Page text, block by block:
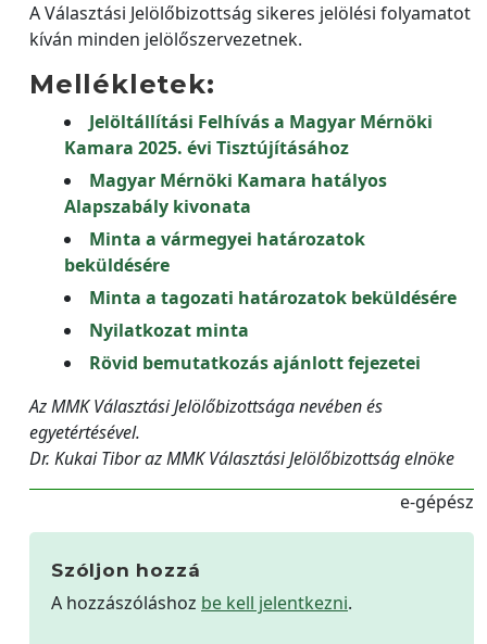
A Választási Jelölőbizottság sikeres jelölési folyamatot
kíván minden jelölőszervezetnek.
Mellékletek:
Jelöltállítási Felhívás a Magyar Mérnöki
Kamara 2025. évi Tisztújításához
Magyar Mérnöki Kamara hatályos
Alapszabály kivonata
Minta a vármegyei határozatok
beküldésére
Minta a tagozati határozatok beküldésére
Nyilatkozat minta
Rövid bemutatkozás ajánlott fejezetei
Az MMK Választási Jelölőbizottsága nevében és
egyetértésével.
Dr. Kukai Tibor az MMK Választási Jelölőbizottság elnöke
e-gépész
Szóljon hozzá
A hozzászóláshoz be kell jelentkezni.